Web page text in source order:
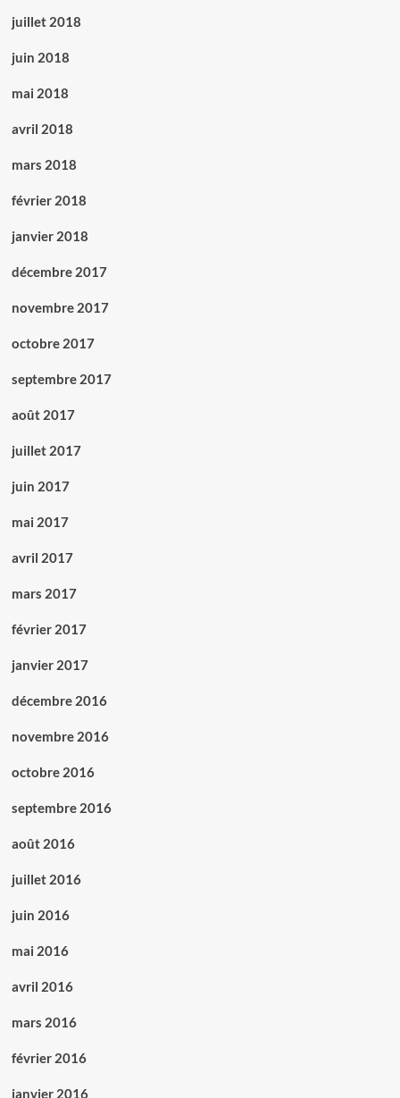
juillet 2018
juin 2018
mai 2018
avril 2018
mars 2018
février 2018
janvier 2018
décembre 2017
novembre 2017
octobre 2017
septembre 2017
août 2017
juillet 2017
juin 2017
mai 2017
avril 2017
mars 2017
février 2017
janvier 2017
décembre 2016
novembre 2016
octobre 2016
septembre 2016
août 2016
juillet 2016
juin 2016
mai 2016
avril 2016
mars 2016
février 2016
janvier 2016